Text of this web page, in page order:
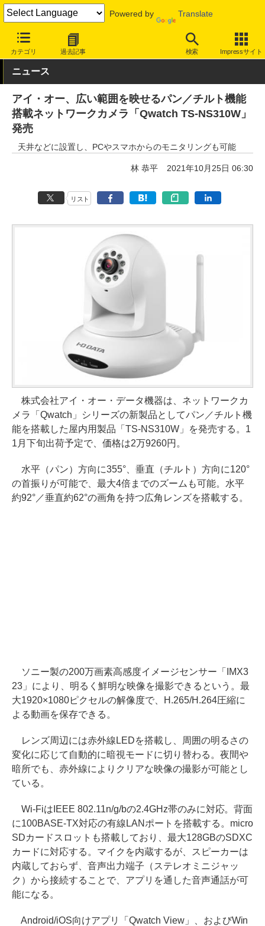
Powered by Translate
カテゴリ 過去記事 検索 Impressサイト
INTERNET Watch ハードウェア その他
ニュース
アイ・オー、広い範囲を映せるパン／チルト機能
搭載ネットワークカメラ「Qwatch TS-NS310W」
発売
天井などに設置し、PCやスマホからのモニタリングも可能
林 恭平 2021年10月25日 06:30
リスト
株式会社アイ・オー・データ機器は、ネットワークカ
メラ「Qwatch」シリーズの新製品としてパン／チルト機
能を搭載した屋内用製品「TS-NS310W」を発売する。1
1月下旬出荷予定で、価格は2万9260円。
水平（パン）方向に355°、垂直（チルト）方向に120°
の首振りが可能で、最大4倍までのズームも可能。水平
約92°／垂直約62°の画角を持つ広角レンズを搭載する。
ソニー製の200万画素高感度イメージセンサー「IMX3
23」により、明るく鮮明な映像を撮影できるという。最
大1920×1080ピクセルの解像度で、H.265/H.264圧縮に
よる動画を保存できる。
レンズ周辺には赤外線LEDを搭載し、周囲の明るさの
変化に応じて自動的に暗視モードに切り替わる。夜間や
暗所でも、赤外線によりクリアな映像の撮影が可能とし
ている。
Wi-FiはIEEE 802.11n/g/bの2.4GHz帯のみに対応。背面
に100BASE-TX対応の有線LANポートを搭載する。micro
SDカードスロットも搭載しており、最大128GBのSDXC
カードに対応する。マイクを内蔵するが、スピーカーは
内蔵しておらず、音声出力端子（ステレオミニジャッ
ク）から接続することで、アプリを通した音声通話が可
能になる。
Android/iOS向けアプリ「Qwatch View」、およびWin